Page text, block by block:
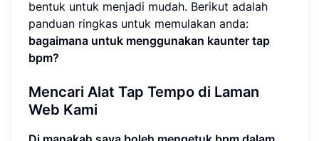
bentuk untuk menjadi mudah. Berikut adalah
panduan ringkas untuk memulakan anda:
bagaimana untuk menggunakan kaunter tap
bpm?
Mencari Alat Tap Tempo di Laman
Web Kami